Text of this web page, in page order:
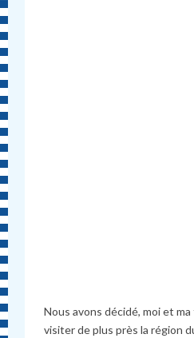
Nous avons décidé, moi et ma
visiter de plus près la région